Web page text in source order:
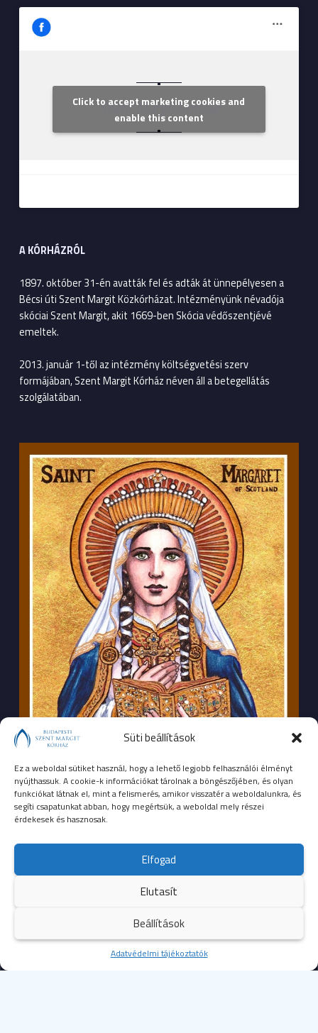
Süti beállítások
Ez a weboldal sütiket használ, hogy a lehető legjobb felhasználói élményt
nyújthassuk. A cookie-k információkat tárolnak a böngészőjében, és olyan
funkciókat látnak el, mint a felismerés, amikor visszatér a weboldalunkra, és
segíti csapatunkat abban, hogy megértsük, a weboldal mely részei
érdekesek és hasznosak.
Elfogad
Elutasít
Beállítások
Adatvédelmi tájékoztatók
Kezdőoldal
Szent Margit Kórház
Click to accept marketing cookies and
enable this content
A KÓRHÁZRÓL
1897. október 31-én avatták fel és adták át ünnepélyesen a
Bécsi úti Szent Margit Közkórházat. Intézményünk névadója
skóciai Szent Margit, akit 1669-ben Skócia védőszentjévé
emeltek.
2013. január 1-től az intézmény költségvetési szerv
formájában, Szent Margit Kórház néven áll a betegellátás
szolgálatában.
SEGÉLYHÍVÓSZÁMOK
104mentők
107rendőrség